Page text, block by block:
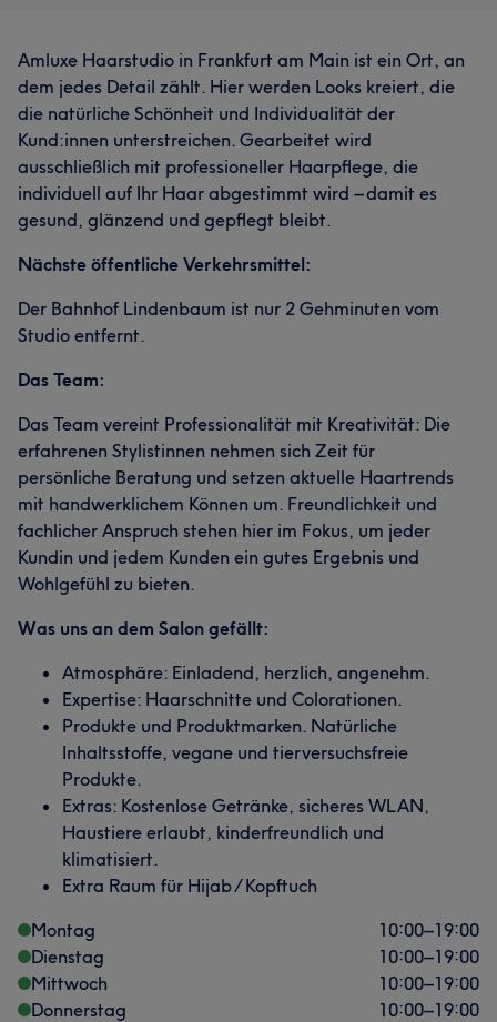
Amluxe Haarstudio in Frankfurt am Main ist ein Ort, an
dem jedes Detail zählt. Hier werden Looks kreiert, die
die natürliche Schönheit und Individualität der
Kund:innen unterstreichen. Gearbeitet wird
ausschließlich mit professioneller Haarpflege, die
individuell auf Ihr Haar abgestimmt wird – damit es
gesund, glänzend und gepflegt bleibt.
Nächste öffentliche Verkehrsmittel:
Der Bahnhof Lindenbaum ist nur 2 Gehminuten vom
Studio entfernt.
Das Team:
Das Team vereint Professionalität mit Kreativität: Die
erfahrenen Stylistinnen nehmen sich Zeit für
persönliche Beratung und setzen aktuelle Haartrends
mit handwerklichem Können um. Freundlichkeit und
fachlicher Anspruch stehen hier im Fokus, um jeder
Kundin und jedem Kunden ein gutes Ergebnis und
Wohlgefühl zu bieten.
Was uns an dem Salon gefällt:
Atmosphäre: Einladend, herzlich, angenehm.
Expertise: Haarschnitte und Colorationen.
Produkte und Produktmarken. Natürliche
Inhaltsstoffe, vegane und tierversuchsfreie
Produkte.
Extras: Kostenlose Getränke, sicheres WLAN,
Haustiere erlaubt, kinderfreundlich und
klimatisiert.
Extra Raum für Hijab / Kopftuch
Montag
10:00–19:00
Dienstag
10:00–19:00
Mittwoch
10:00–19:00
Donnerstag
10:00–19:00